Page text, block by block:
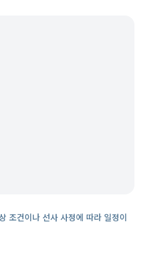
조건이나 선사 사정에 따라 일정이